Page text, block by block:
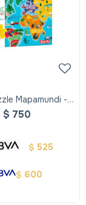
Mapamundi -
Didacta
$ 750
$ 525
$ 600